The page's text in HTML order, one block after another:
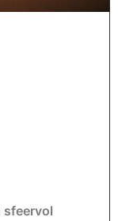
sfeervol